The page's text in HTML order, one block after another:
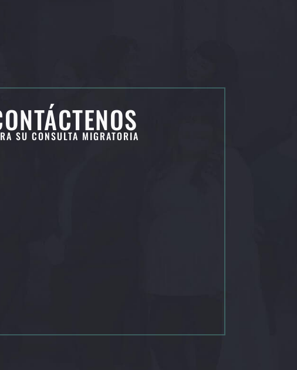
SU CONSULTA MIGRATORIA